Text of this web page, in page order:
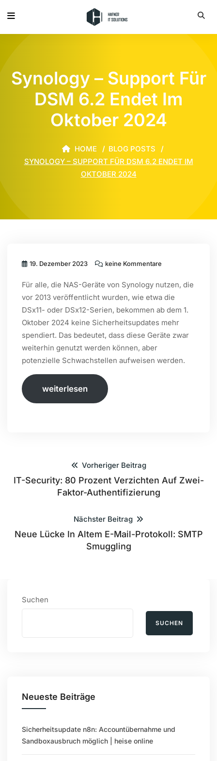
Synology – Support Für
DSM 6.2 Endet Im
Oktober 2024
HOME
BLOG POSTS
SYNOLOGY – SUPPORT FÜR DSM 6.2 ENDET IM
OKTOBER 2024
19. Dezember 2023 keine Kommentare
Für alle, die NAS-Geräte von Synology nutzen, die
vor 2013 veröffentlicht wurden, wie etwa die
DSx11- oder DSx12-Serien, bekommen ab dem 1.
Oktober 2024 keine Sicherheitsupdates mehr
spendiert. Das bedeutet, dass diese Geräte zwar
weiterhin genutzt werden können, aber
potenzielle Schwachstellen aufweisen werden.
weiterlesen
Vorheriger Beitrag
IT-Security: 80 Prozent Verzichten Auf Zwei-
Faktor-Authentifizierung
Nächster Beitrag
Neue Lücke In Altem E-Mail-Protokoll: SMTP
Smuggling
Suchen
SUCHEN
Neueste Beiträge
Sicherheitsupdate n8n: Accountübernahme und
Sandboxausbruch möglich | heise online